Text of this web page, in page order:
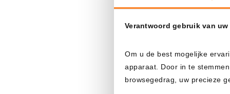
Verantwoord gebruik van
Om u de best mogelijke
apparaat. Door in te
browsegedrag, uw precieze
menudo
las
Laventade
atención.